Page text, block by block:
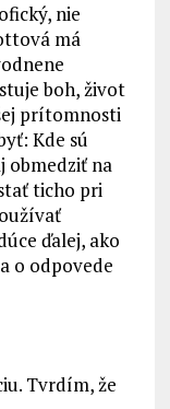
nie
má
boh, život
prítomnosti
Kde sú
obmedziť na
ticho pri
ďalej, ako
o odpovede
Tvrdím, že